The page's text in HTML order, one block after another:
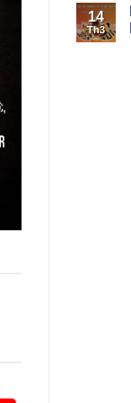
14
Th3